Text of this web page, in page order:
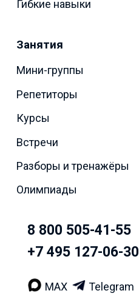
Гибкие навыки
Занятия
Мини-группы
Репетиторы
Курсы
Встречи
Разборы и тренажёры
Олимпиады
8 800 505-41-55
+7 495 127-06-30
MAX Telegram